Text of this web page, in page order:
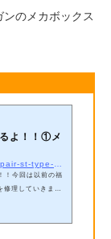
のメカボックス
よ！！①メ
！今回は以前の福
修理していきま